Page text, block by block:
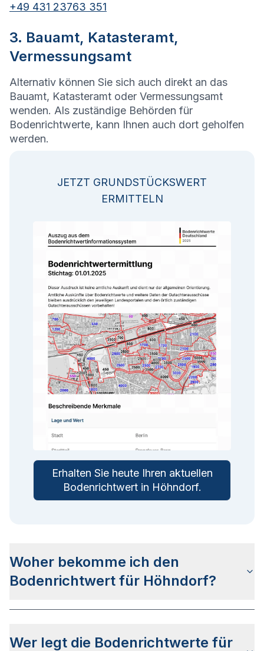
+49 431 23763 351
3. Bauamt, Katasteramt,
Vermessungsamt
Alternativ können Sie sich auch direkt an das
Bauamt, Katasteramt oder Vermessungsamt
wenden. Als zuständige Behörden für
Bodenrichtwerte, kann Ihnen auch dort geholfen
werden.
JETZT GRUNDSTÜCKSWERT
ERMITTELN
Erhalten Sie heute Ihren aktuellen
Bodenrichtwert in Höhndorf.
Woher bekomme ich den
Bodenrichtwert für Höhndorf?
Stadtteilseiten. Alternativ können Sie bei BORIS
Wer legt die Bodenrichtwerte für